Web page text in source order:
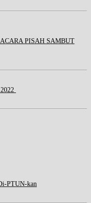
PISAH SAMBUT
PTUN-kan